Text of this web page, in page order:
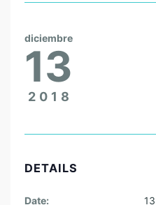
diciembre
13
2018
DETAILS
Date: